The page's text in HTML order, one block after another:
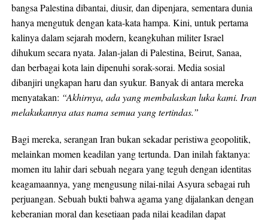
bangsa Palestina dibantai, diusir, dan dipenjara, sementara dunia
hanya mengutuk dengan kata-kata hampa. Kini, untuk pertama
kalinya dalam sejarah modern, keangkuhan militer Israel
dihukum secara nyata. Jalan-jalan di Palestina, Beirut, Sanaa,
dan berbagai kota lain dipenuhi sorak-sorai. Media sosial
dibanjiri ungkapan haru dan syukur. Banyak di antara mereka
menyatakan: “Akhirnya, ada yang membalaskan luka kami. Iran
melakukannya atas nama semua yang tertindas.”
Bagi mereka, serangan Iran bukan sekadar peristiwa geopolitik,
melainkan momen keadilan yang tertunda. Dan inilah faktanya:
momen itu lahir dari sebuah negara yang teguh dengan identitas
keagamaannya, yang mengusung nilai-nilai Asyura sebagai ruh
perjuangan. Sebuah bukti bahwa agama yang dijalankan dengan
keberanian moral dan kesetiaan pada nilai keadilan dapat